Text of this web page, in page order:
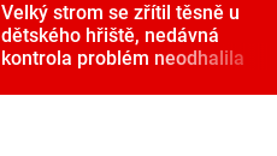
Velký strom se zřítil těsně u
dětského hřiště, nedávná
kontrola problém neodhalila